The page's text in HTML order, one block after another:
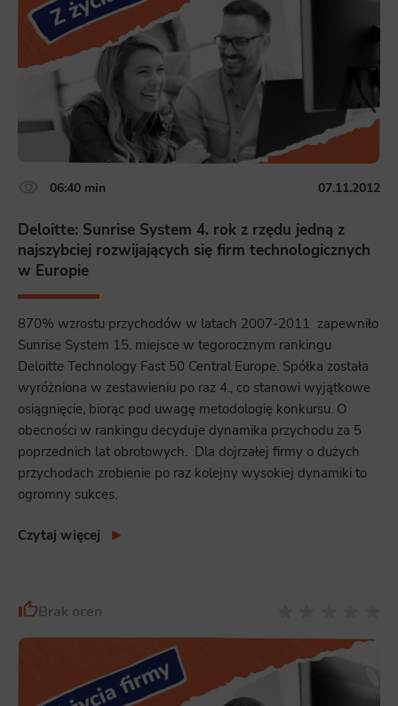
06:40 min 07.11.2012
Deloitte: Sunrise System 4. rok z rzędu jedną z
najszybciej rozwijających się firm technologicznych
w Europie
870% wzrostu przychodów w latach 2007-2011 zapewniło
Sunrise System 15. miejsce w tegorocznym rankingu
Deloitte Technology Fast 50 Central Europe. Spółka została
wyróżniona w zestawieniu po raz 4., co stanowi wyjątkowe
osiągnięcie, biorąc pod uwagę metodologię konkursu. O
obecności w rankingu decyduje dynamika przychodu za 5
poprzednich lat obrotowych. Dla dojrzałej firmy o dużych
przychodach zrobienie po raz kolejny wysokiej dynamiki to
ogromny sukces.
Czytaj więcej
Brak ocen